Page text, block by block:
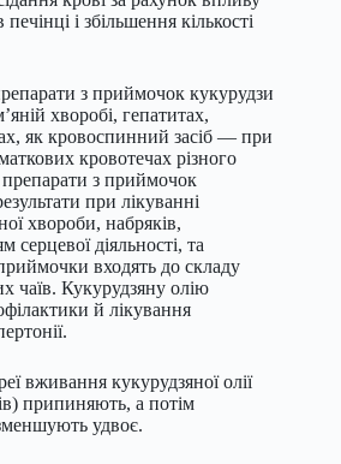
і збільшення кількості
з приймочок кукурудзи
хворобі, гепатитах,
як кровоспинний засіб — при
кровотечах різного
з приймочок
при лікуванні
хвороби, набряків,
серцевої діяльності, та
входять до складу
чаїв. Кукурудзяну олію
й лікування
вживання кукурудзяної олії
припиняють, а потім
удвоє.